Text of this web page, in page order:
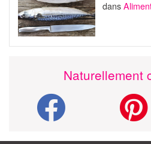
dans
Naturellement